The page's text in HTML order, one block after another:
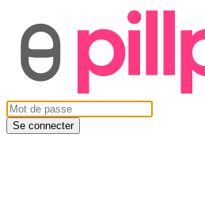
Se connecter